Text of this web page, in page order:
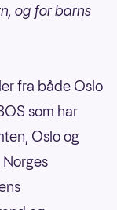
og for barns
fra både Oslo
som har
Oslo og